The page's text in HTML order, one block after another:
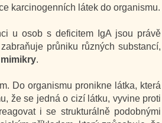
karcinogenních látek do organismu.
u osob s deficitem IgA jsou právě
průniku různých substancí,
.
Do organismu pronikne látka, která
že se jedná o cizí látku, vyvine proti
i se strukturálně podobnými